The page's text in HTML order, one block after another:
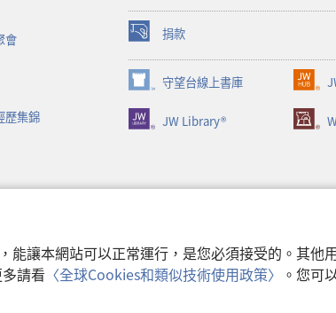
讓本網站可以正常運行，是您必須接受的。其他
請看 〈全球Cookies和類似技術使用政策〉 。您可
會
歷集錦
捐款
（開
啟
新
視
窗）
守望台線上書庫
（開
啟
新
（開
啟
新
JW Library®